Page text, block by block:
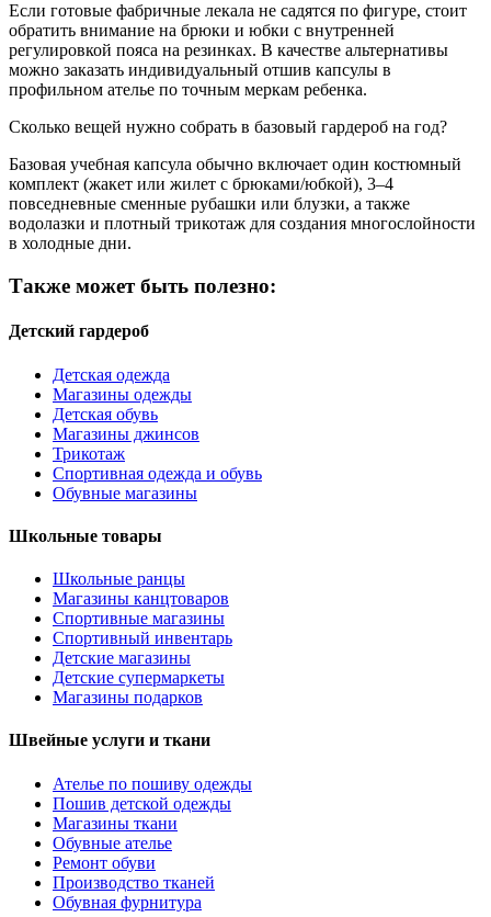
Если готовые фабричные лекала не садятся по фигуре, стоит
обратить внимание на брюки и юбки с внутренней
регулировкой пояса на резинках. В качестве альтернативы
можно заказать индивидуальный отшив капсулы в
профильном ателье по точным меркам ребенка.
Сколько вещей нужно собрать в базовый гардероб на год?
Базовая учебная капсула обычно включает один костюмный
комплект (жакет или жилет с брюками/юбкой), 3–4
повседневные сменные рубашки или блузки, а также
водолазки и плотный трикотаж для создания многослойности
в холодные дни.
Также может быть полезно:
Детский гардероб
Детская одежда
Магазины одежды
Детская обувь
Магазины джинсов
Трикотаж
Спортивная одежда и обувь
Обувные магазины
Школьные товары
Школьные ранцы
Магазины канцтоваров
Спортивные магазины
Спортивный инвентарь
Детские магазины
Детские супермаркеты
Магазины подарков
Швейные услуги и ткани
Ателье по пошиву одежды
Пошив детской одежды
Магазины ткани
Обувные ателье
Ремонт обуви
Производство тканей
Обувная фурнитура